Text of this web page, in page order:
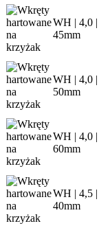
WH | 4,0 |
45mm
WH | 4,0 |
50mm
WH | 4,0 |
60mm
WH | 4,5 |
40mm